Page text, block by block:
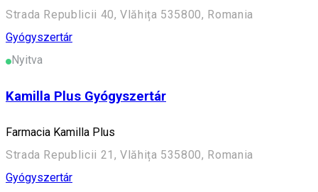
Strada Republicii 40, Vlăhița 535800, Romania
Gyógyszertár
Nyitva
Kamilla Plus Gyógyszertár
Farmacia Kamilla Plus
Strada Republicii 21, Vlăhița 535800, Romania
Gyógyszertár